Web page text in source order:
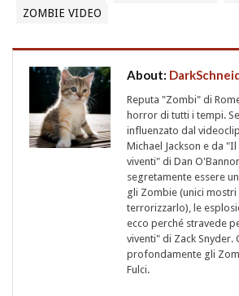
ZOMBIE VIDEO
About:
Reputa "Zombi" di
horror di tutti i tempi.
influenzato dal
Michael Jackson e da
viventi" di Dan
segretamente essere
gli Zombie (unici
terrorizzarlo), le
ecco perché stravede
viventi" di Zack Snyder.
profondamente gli
Fulci.